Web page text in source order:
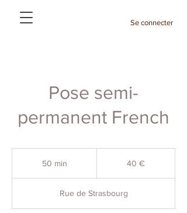
Se connecter
Pose semi-
permanent French
50 min
i
n
40 €
Rue de Strasbourg